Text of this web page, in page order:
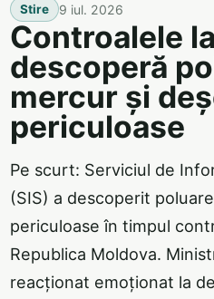
Stire 9 iul. 2026
Controalele
descoperă
mercur și
periculoase
Pe scurt: Serviciul de
(SIS) a descoperit
periculoase în timpul
Republica Moldova.
reacționat emoționat la